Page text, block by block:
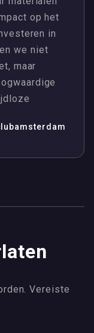
op het
in
we niet
maar
Vereiste